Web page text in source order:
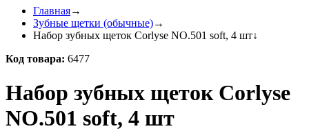
Главная→
Зубные щетки (обычные)→
Набор зубных щеток Corlyse NO.501 soft, 4 шт↓
Код товара: 6477
Набор зубных щеток Corlyse
NO.501 soft, 4 шт